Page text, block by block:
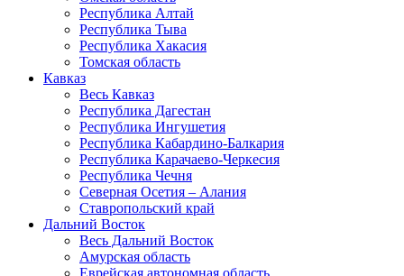
Республика Алтай
Республика Тыва
Республика Хакасия
Томская область
Кавказ
Весь Кавказ
Республика Дагестан
Республика Ингушетия
Республика Кабардино-Балкария
Республика Карачаево-Черкесия
Республика Чечня
Северная Осетия – Алания
Ставропольский край
Дальний Восток
Весь Дальний Восток
Амурская область
Еврейская автономная область